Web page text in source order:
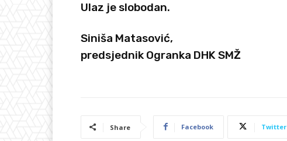
Ulaz je slobodan.
Siniša Matasović,
predsjednik Ogranka DHK SMŽ
Share Facebook Twitter